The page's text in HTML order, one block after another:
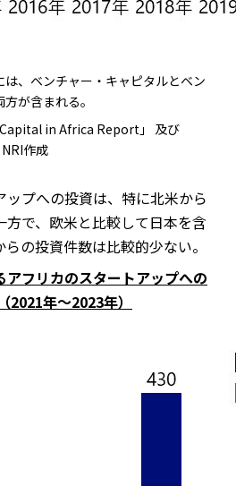
は、ベンチャー・キャピタルとベン
が含まれる。
in Africa Report」 及び
作成
プへの投資は、特に北米から
で、欧米と比較して日本を含
の投資件数は比較的少ない。
アフリカのスタートアップへの
2021年～2023年）